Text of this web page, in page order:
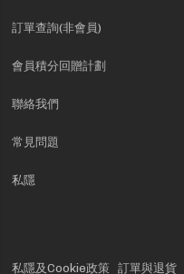
訂單查詢(非會員)
會員積分回贈計劃
聯絡我們
常見問題
私隱
私隱及Cookie政策 訂單與退貨